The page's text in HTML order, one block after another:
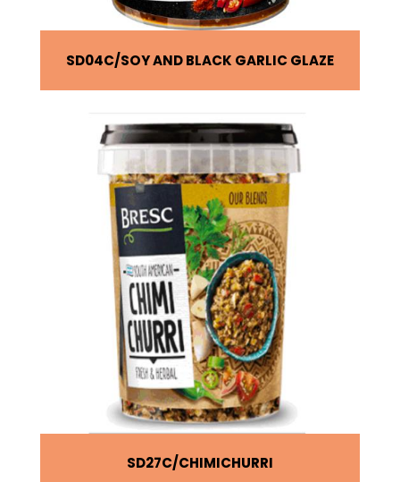
SD04C SOY AND BLACK GARLIC GLAZE
SD27C CHIMICHURRI